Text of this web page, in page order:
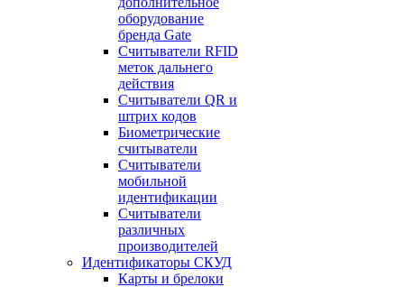
оборудование
бренда Gate
Считыватели RFID
меток дальнего
действия
Считыватели QR и
штрих кодов
Биометрические
считыватели
Считыватели
мобильной
идентификации
Считыватели
различных
производителей
Идентификаторы СКУД
Карты и брелоки